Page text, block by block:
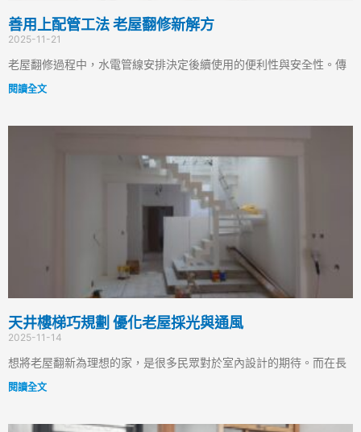
善用上配管工法 老屋翻修新解方
2025-11-21
老屋翻修過程中，水電管線安排決定後續使用的便利性與安全性。傳
閱讀全文
天井樓梯巧規劃 優化老屋採光與通風
2025-11-14
想將老屋翻新為理想的家，是很多民眾對於室內設計的期待。而在長
閱讀全文